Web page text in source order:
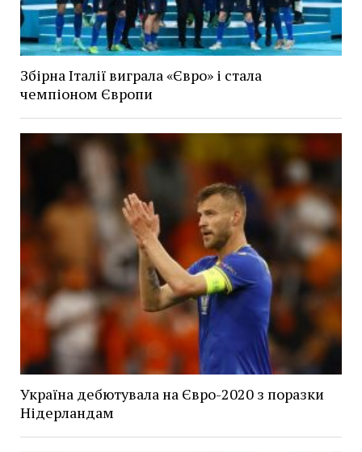
Збірна Італії виграла «Євро» і стала
чемпіоном Європи
Україна дебютувала на Євро-2020 з поразки
Нідерландам